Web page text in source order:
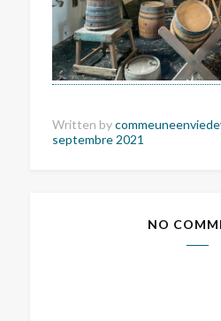
Written by
septembre 2021
NO